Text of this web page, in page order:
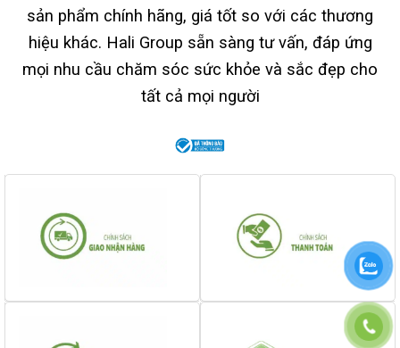
sản phẩm chính hãng, giá tốt so với các thương
hiệu khác. Hali Group sẵn sàng tư vấn, đáp ứng
mọi nhu cầu chăm sóc sức khỏe và sắc đẹp cho
tất cả mọi người